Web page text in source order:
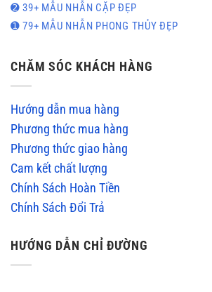
➋ 39+ MẪU NHẪN CẶP ĐẸP
➊ 79+ MẪU NHẪN PHONG THỦY ĐẸP
CHĂM SÓC KHÁCH HÀNG
Hướng dẫn mua hàng
Phương thức mua hàng
Phương thức giao hàng
Cam kết chất lượng
Chính Sách Hoàn Tiền
Chính Sách Đổi Trả
HƯỚNG DẪN CHỈ ĐƯỜNG